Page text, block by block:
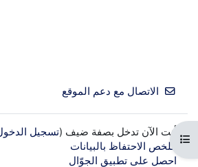
فتح فهرس المقرر
الاتصال مع دعم الموقع
أنت الآن تدخل بصفة ضيف (تسجيل
ملخص الاحتفاظ بالبيانات
احصل على تطبيق الجوّال